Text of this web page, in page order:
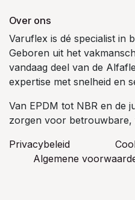
Over ons
Varuflex is dé specialist in
Geboren uit het
vandaag deel van de
expertise met snelheid en
Van EPDM tot NBR en de
zorgen voor betrouwbare,
Privacybeleid
Algemene